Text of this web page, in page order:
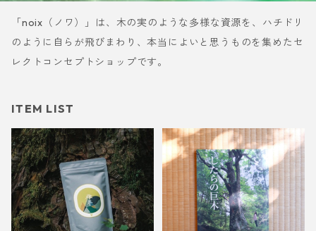
「noix（ノワ）」は、木の実のような多様な資源を、ハチドリ
のように自らが飛びまわり、本当によいと思うものを集めたセ
レクトコンセプトショップです。
ITEM LIST